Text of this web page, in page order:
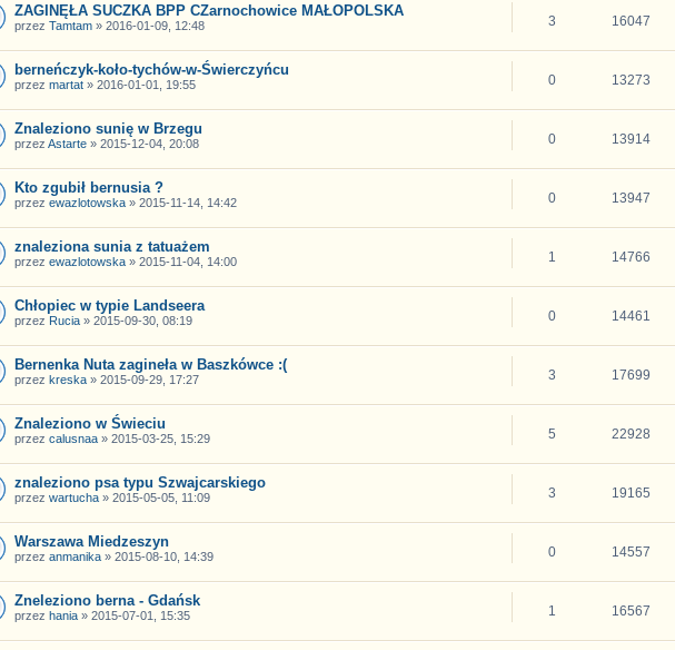
ZAGINĘŁA SUCZKA BPP CZarnochowice MAŁOPOLSKA
przez Tamtam» 2016-01-09, 12:48 3 16047
berneńczyk-koło-tychów-w-Świerczyńcu
przez martat» 2016-01-01, 19:55 0 13273
Znaleziono sunię w Brzegu
przez Astarte» 2015-12-04, 20:08 0 13914
Kto zgubił bernusia ?
przez ewazlotowska» 2015-11-14, 14:42 0 13947
znaleziona sunia z tatuażem
przez ewazlotowska» 2015-11-04, 14:00 1 14766
Chłopiec w typie Landseera
przez Rucia» 2015-09-30, 08:19 0 14461
Bernenka Nuta zagineła w Baszkówce :(
przez kreska» 2015-09-29, 17:27 3 17699
Znaleziono w Świeciu
przez calusnaa» 2015-03-25, 15:29 5 22928
znaleziono psa typu Szwajcarskiego
przez wartucha» 2015-05-05, 11:09 3 19165
Warszawa Miedzeszyn
przez anmanika» 2015-08-10, 14:39 0 14557
Zneleziono berna - Gdańsk
przez hania» 2015-07-01, 15:35 1 16567